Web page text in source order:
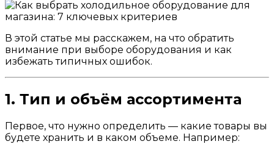
В этой статье мы расскажем, на что обратить
внимание при выборе оборудования и как
избежать типичных ошибок.
1. Тип и объём ассортимента
Первое, что нужно определить — какие товары вы
будете хранить и в каком объеме. Например: